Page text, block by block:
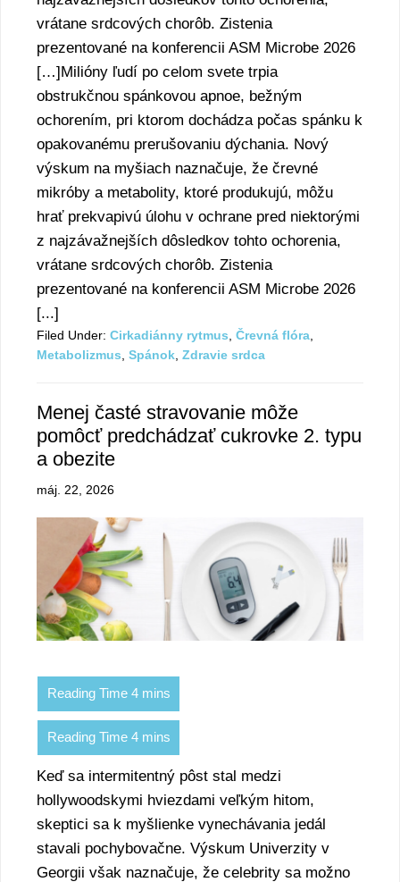
vrátane srdcových chorôb. Zistenia
prezentované na konferencii ASM Microbe 2026
[…]Milióny ľudí po celom svete trpia
obstrukčnou spánkovou apnoe, bežným
ochorením, pri ktorom dochádza počas spánku k
opakovanému prerušovaniu dýchania. Nový
výskum na myšiach naznačuje, že črevné
mikróby a metabolity, ktoré produkujú, môžu
hrať prekvapivú úlohu v ochrane pred niektorými
z najzávažnejších dôsledkov tohto ochorenia,
vrátane srdcových chorôb. Zistenia
prezentované na konferencii ASM Microbe 2026
[...]
Filed Under: Cirkadiánny rytmus Črevná flóra
Metabolizmus Spánok Zdravie srdca
Menej časté stravovanie môže
pomôcť predchádzať cukrovke 2. typu
a obezite
máj. 22, 2026
Keď sa intermitentný pôst stal medzi
hollywoodskymi hviezdami veľkým hitom,
skeptici sa k myšlienke vynechávania jedál
stavali pochybovačne. Výskum Univerzity v
Georgii však naznačuje, že celebrity sa možno